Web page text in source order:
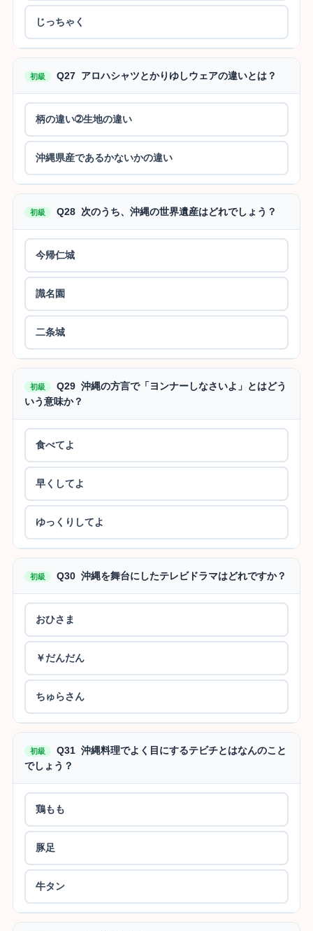
じっちゃく
初級 Q27 アロハシャツとかりゆしウェアの違いとは？
柄の違い➁生地の違い
沖縄県産であるかないかの違い
初級 Q28 次のうち、沖縄の世界遺産はどれでしょう？
今帰仁城
識名園
二条城
初級
Q29 沖縄の方言で「ヨンナーしなさいよ」とはどう
いう意味か？
食べてよ
早くしてよ
ゆっくりしてよ
初級 Q30 沖縄を舞台にしたテレビドラマはどれですか？
おひさま
￥だんだん
ちゅらさん
初級
Q31 沖縄料理でよく目にするテビチとはなんのこと
でしょう？
鶏もも
豚足
牛タン